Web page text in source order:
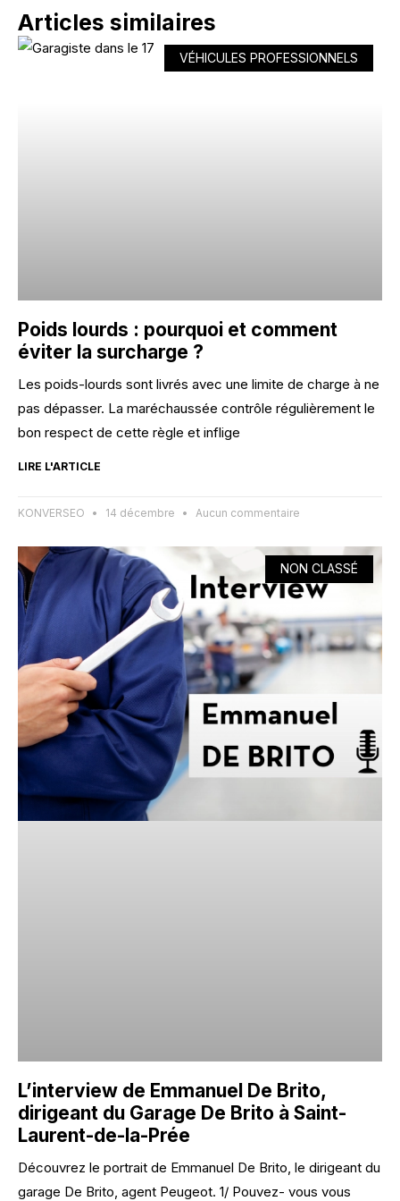
Articles similaires
VÉHICULES PROFESSIONNELS
Poids lourds : pourquoi et comment
éviter la surcharge ?
Les poids-lourds sont livrés avec une limite de charge à ne
pas dépasser. La maréchaussée contrôle régulièrement le
bon respect de cette règle et inflige
LIRE L'ARTICLE
KONVERSEO 14 décembre Aucun commentaire
NON CLASSÉ
L’interview de Emmanuel De Brito,
dirigeant du Garage De Brito à Saint-
Laurent-de-la-Prée
Découvrez le portrait de Emmanuel De Brito, le dirigeant du
garage De Brito, agent Peugeot. 1/ Pouvez- vous vous